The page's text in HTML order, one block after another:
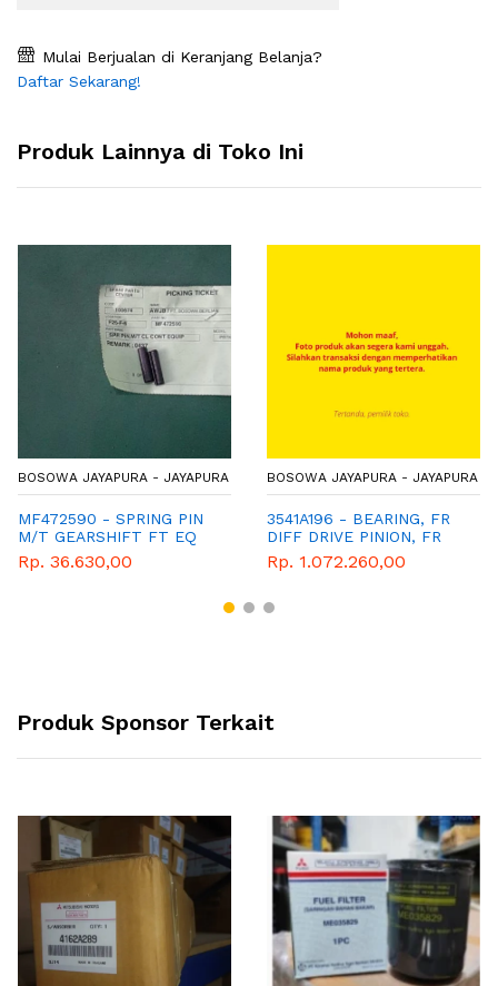
Mulai Berjualan di Keranjang Belanja?
Daftar Sekarang!
Produk Lainnya di Toko Ini
BOSOWA JAYAPURA - JAYAPURA
MF472590 - SPRING PIN
M/T GEARSHIFT FT EQ
Rp. 36.630,00
BOSOWA JAYAPURA - JAYAPURA
3541A196 - BEARING, FR
DIFF DRIVE PINION, FR
Rp. 1.072.260,00
Produk Sponsor Terkait